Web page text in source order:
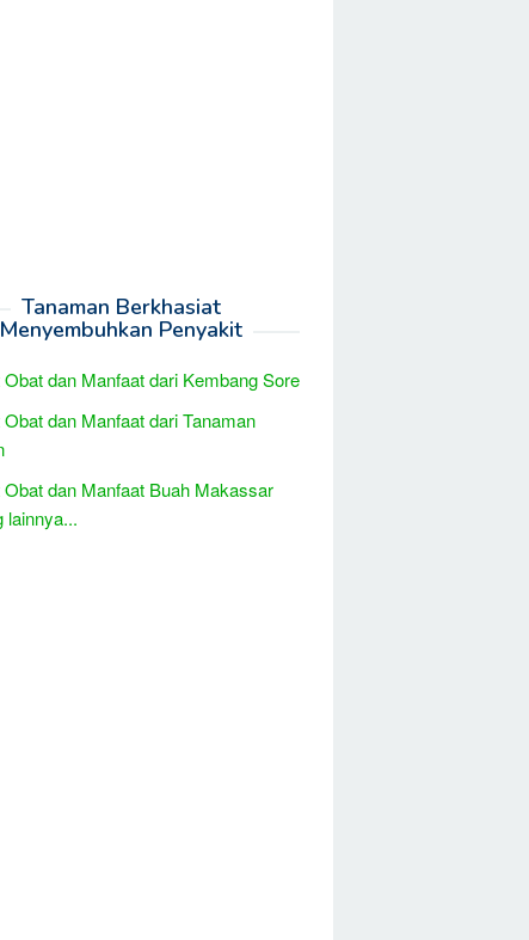
Tanaman Berkhasiat
Menyembuhkan Penyakit
Obat dan Manfaat dari Kembang Sore
dan Manfaat dari Tanaman
Obat dan Manfaat Buah Makassar